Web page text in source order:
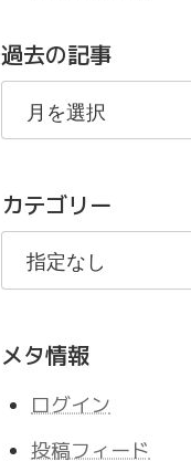
過去の記事
過
の
事
カテゴリー
メタ情報
ログイン
投稿フィード